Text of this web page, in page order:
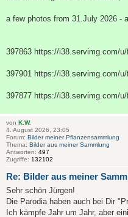
a few photos from 31.July 2026 -
397863 https://i38.servimg.com/
397901 https://i38.servimg.com/
397877 https://i38.servimg.com/
von K.W.
4. August 2026, 23:05
Forum: Bilder meiner Pflanzensammlung
Thema: Bilder aus meiner Sammlung
Antworten: 497
Zugriffe: 132102
Re: Bilder aus meiner
Sehr schön Jürgen!
Die Parodia haben auch bei Dir
Ich kämpfe Jahr um Jahr, aber